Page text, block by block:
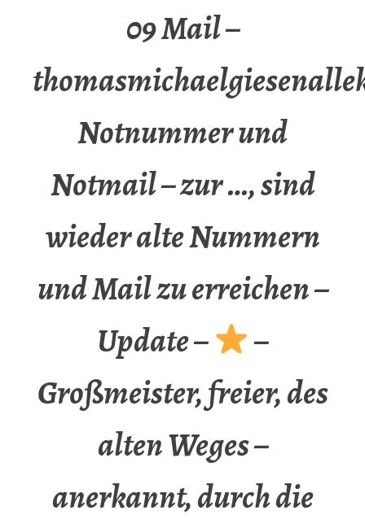
09 Mail –
Notnummer und
Notmail – zur …, sind
wieder alte Nummern
und Mail zu erreichen –
Update –
–
Großmeister, freier, des
alten Weges –
anerkannt, durch die